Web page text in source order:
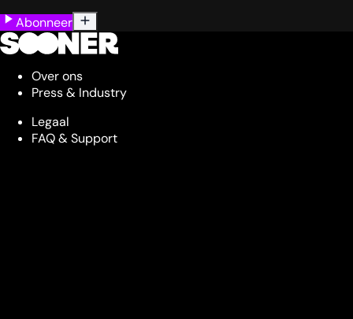
Abonneer
Over ons
Press & Industry
Legaal
FAQ & Support